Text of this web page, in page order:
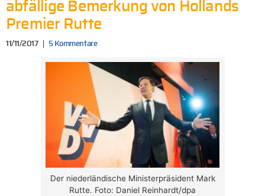
abfällige Bemerkung von Hollands
Premier Rutte
11/11/2017 5 Kommentare
Der niederländische Ministerpräsident Mark
Rutte. Foto: Daniel Reinhardt/dpa